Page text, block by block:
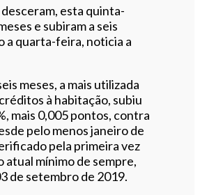
este artigoesta quinta-
e subiram a seis
a quarta-feira, noticia a
meses, a mais utilizada
à habitação, subiu
mais 0,005 pontos, contra
pelo menos janeiro de
pela primeira vez
atual mínimo de sempre,
de setembro de 2019.